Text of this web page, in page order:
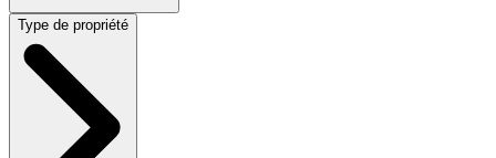
Type de propriété